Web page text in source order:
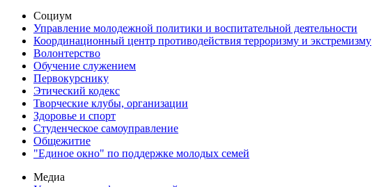
Социум
Управление молодежной политики и воспитательной деятельности
Координационный центр противодействия терроризму и экстремизму
Волонтерство
Обучение служением
Первокурснику
Этический кодекс
Творческие клубы, организации
Здоровье и спорт
Студенческое самоуправление
Общежитие
"Единое окно" по поддержке молодых семей
Медиа